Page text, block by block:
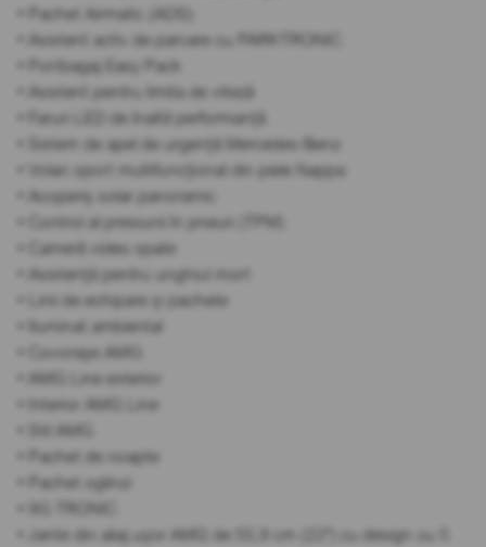
• Pachet Airmatic (ADS)
• Asistent activ de parcare cu PARKTRONIC
• Portbagaj Easy Pack
• Asistent pentru limita de viteză
• Faruri LED de înaltă performanță
• Sistem de apel de urgență Mercedes-Benz
• Volan sport multifuncțional din piele Nappa
• Acoperiș solar panoramic
• Control al presiunii în pneuri (TPM)
• Cameră video spate
• Asistență pentru unghiul mort
• Linii de echipare și pachete
• Iluminat ambiental
• Covorașe AMG
• AMG Line exterior
• Interior AMG Line
• Stil AMG
• Pachet de noapte
• Pachet oglinzi
• 9G TRONIC
• Jante din aliaj ușor AMG de 55,9 cm (22") cu design cu 5